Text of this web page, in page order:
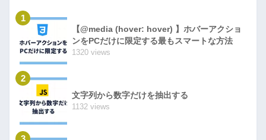
1
【@media (hover: hover) 】ホバーアクショ
ンをPCだけに限定する最もスマートな方法
1320 views
2
文字列から数字だけを抽出する
1132 views